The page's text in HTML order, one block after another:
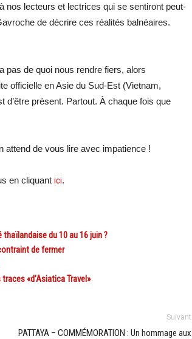
lecteurs et lectrices qui se sentiront peut-
de décrire ces réalités balnéaires.
pas de quoi nous rendre fiers, alors
officielle en Asie du Sud-Est (Vietnam,
d’être présent. Partout. À chaque fois que
attend de vous lire avec impatience !
en cliquant ici.
thaïlandaise du 10 au 16 juin ?
de fermer
«d’Asiatica Travel»
Suivant
PATTAYA – COMMÉMORATION : Un hommage aux